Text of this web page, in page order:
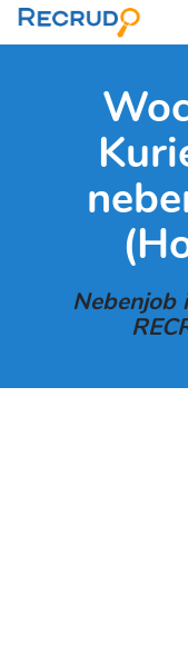
Nebenjob